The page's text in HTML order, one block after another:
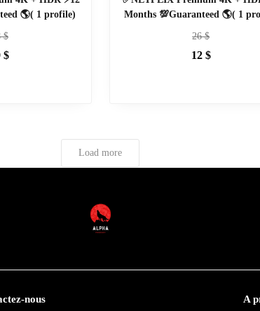
🌎( 1 profile)
$
$
Months 💯Guaranteed 🌎( 1
26$
12$
Load more
nous A